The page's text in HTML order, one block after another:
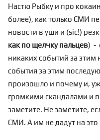
Настю Рыбку и про
более), как только СМИ
новости в уши и (sic!)
как по щелчку пальцев) -
никаких событий за
события за этим
произошло и почему и,
громкими скандалами и
заметите. Не заметите,
СМИ. А им не дадут на